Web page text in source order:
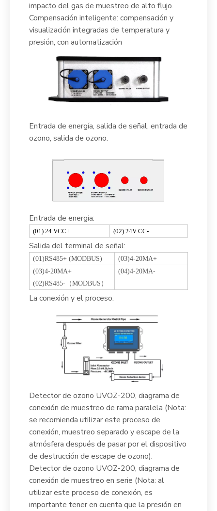
impacto del gas de muestreo de alto flujo.
Compensación inteligente: compensación y
visualización integradas de temperatura y
presión, con automatización
Entrada de energía, salida de señal, entrada de
ozono, salida de ozono.
Entrada de energía:
(01) 24 VCC+ (02) 24V CC-
Salida del terminal de señal:
(01)RS485+ (MODBUS)
(03)4-20MA+
(03)4-20MA+
(02)RS485-（MODBUS）
(04)4-20MA-
La conexión y el proceso.
Detector de ozono UVOZ-200, diagrama de
conexión de muestreo de rama paralela (Nota:
se recomienda utilizar este proceso de
conexión, muestreo separado y escape de la
atmósfera después de pasar por el dispositivo
de destrucción de escape de ozono).
Detector de ozono UVOZ-200, diagrama de
conexión de muestreo en serie (Nota: al
utilizar este proceso de conexión, es
importante tener en cuenta que la presión en